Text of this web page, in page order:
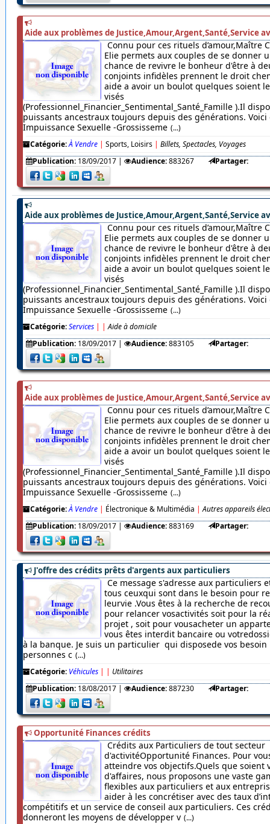
Aide aux problèmes de Justice,Amour,Argent,Santé,Service
Connu pour ces rituels d’amour,Maître
Elie permets aux couples de se donner
chance de revivre le bonheur d'être à
conjoints infidèles prennent le droit
aide a avoir un boulot quelques soient
visés
(Professionnel_Financier_Sentimental_Santé_Famille ).Il
puissants ancestraux toujours depuis des générations. Voici
Impuissance Sexuelle -Grossisseme (...)
Catégorie:À Vendre | Sports, Loisirs | Billets, Spectacles, Voyages
Publication: 18/09/2017| Audience:883267 Partager:
Aide aux problèmes de Justice,Amour,Argent,Santé,Service
Connu pour ces rituels d’amour,Maître
Elie permets aux couples de se donner
chance de revivre le bonheur d'être à
conjoints infidèles prennent le droit
aide a avoir un boulot quelques soient
visés
(Professionnel_Financier_Sentimental_Santé_Famille ).Il
puissants ancestraux toujours depuis des générations. Voici
Impuissance Sexuelle -Grossisseme (...)
Catégorie:Services | | Aide à domicile
Publication: 18/09/2017| Audience:883105 Partager:
Aide aux problèmes de Justice,Amour,Argent,Santé,Service
Connu pour ces rituels d’amour,Maître
Elie permets aux couples de se donner
chance de revivre le bonheur d'être à
conjoints infidèles prennent le droit
aide a avoir un boulot quelques soient
visés
(Professionnel_Financier_Sentimental_Santé_Famille ).Il
puissants ancestraux toujours depuis des générations. Voici
Impuissance Sexuelle -Grossisseme (...)
Catégorie:À Vendre | Électronique & Multimédia | Autres appareils
Publication: 18/09/2017| Audience:883169 Partager:
J'offre des crédits prêts d'argents aux particuliers
Ce message s'adresse aux particuliers
tous ceuxqui sont dans le besoin pour
leurvie .Vous êtes à la recherche de
pour relancer vosactivités soit pour la
projet , soit pour vousacheter un
vous êtes interdit bancaire ou
à la banque. Je suis un particulier qui disposede vos
personnes c (...)
Catégorie: Véhicules | | Utilitaires
Publication: 18/08/2017| Audience:887230 Partager:
Opportunité Finances crédits
Crédits aux Particuliers de tout secteur
d'activitéOpportunité Finances. Pour
atteindre vos objectifs.Quels que soient
d'affaires, nous proposons une vaste
flexibles aux particuliers et aux
aider à les concrétiser avec des taux
compétitifs et un service de conseil aux particuliers. Ces
donneront les moyens de développer v (...)